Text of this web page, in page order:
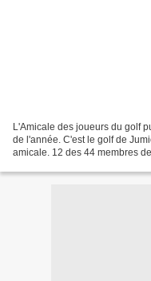
L'Amicale des joueurs du golf
de l'année. C'est le golf de
amicale. 12 des 44 membres